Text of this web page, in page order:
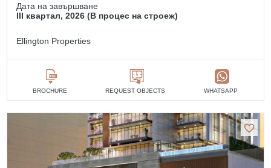
Дата на завършване
III квартал, 2026 (В процес на строеж)
Ellington Properties
BROCHURE REQUEST OBJECTS WHATSAPP